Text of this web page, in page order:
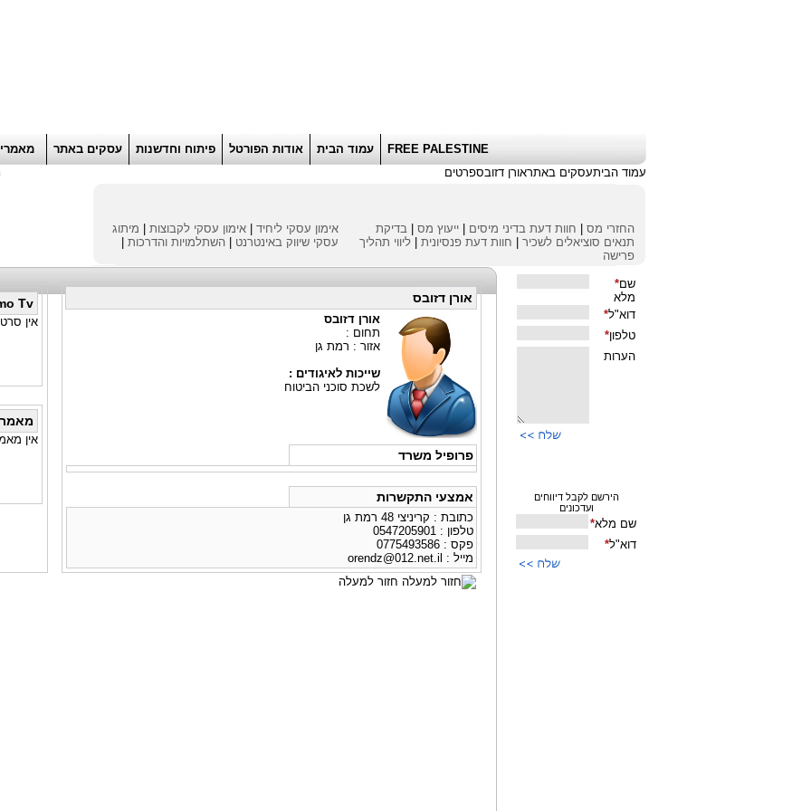
FREE PALESTINE עמוד הבית אודות הפורטל פיתוח וחדשנות עסקים באתר
עמוד הביתעסקים באתראורן דזובספרטים
החזרי מס חוות דעת בדיני מיסים ייעוץ מס
בדיקת
תנאים סוציאלים לשכיר
חוות דעת פנסיונית
ליווי תהליך
פרישה
אימון עסקי ליחיד אימון עסקי לקבוצות
מיתוג
עסקי שיווק באינטרנט השתלמויות והדרכות
אורן דזובס
אורן דזובס
תחום :
אזור : רמת גן
שייכות לאיגודים :
לשכת סוכני הביטוח
פרופיל משרד
אמצעי התקשרות
כתובת : קריניצי 48 רמת גן
טלפון : 0547205901
פקס : 0775493586
מייל : orendz@012.net.il
Tv
אין
אין
חזור למעלה